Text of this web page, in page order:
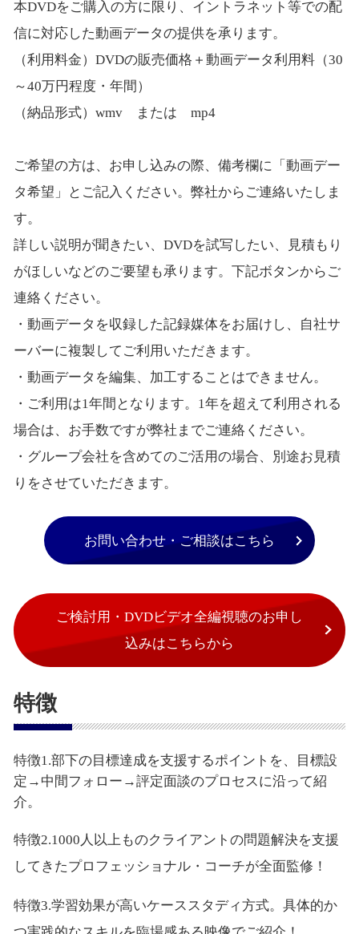
本DVDをご購入の方に限り、イントラネット等での配
信に対応した動画データの提供を承ります。
（利用料金）DVDの販売価格＋動画データ利用料（30
～40万円程度・年間）
（納品形式）wmv または mp4
ご希望の方は、お申し込みの際、備考欄に「動画デー
タ希望」とご記入ください。弊社からご連絡いたしま
す。
詳しい説明が聞きたい、DVDを試写したい、見積もり
がほしいなどのご要望も承ります。下記ボタンからご
連絡ください。
・動画データを収録した記録媒体をお届けし、自社サ
ーバーに複製してご利用いただきます。
・動画データを編集、加工することはできません。
・ご利用は1年間となります。1年を超えて利用される
場合は、お手数ですが弊社までご連絡ください。
・グループ会社を含めてのご活用の場合、別途お見積
りをさせていただきます。
お問い合わせ・ご相談はこちら
ご検討用・DVDビデオ全編視聴のお申し
込みはこちらから
特徴
特徴1.部下の目標達成を支援するポイントを、目標設
定→中間フォロー→評定面談のプロセスに沿って紹
介。
特徴2.1000人以上ものクライアントの問題解決を支援
してきたプロフェッショナル・コーチが全面監修！
特徴3.学習効果が高いケーススタディ方式。具体的か